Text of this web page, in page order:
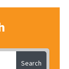
Search